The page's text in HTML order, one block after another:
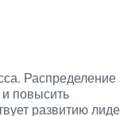
Распределение
повысить
развитию